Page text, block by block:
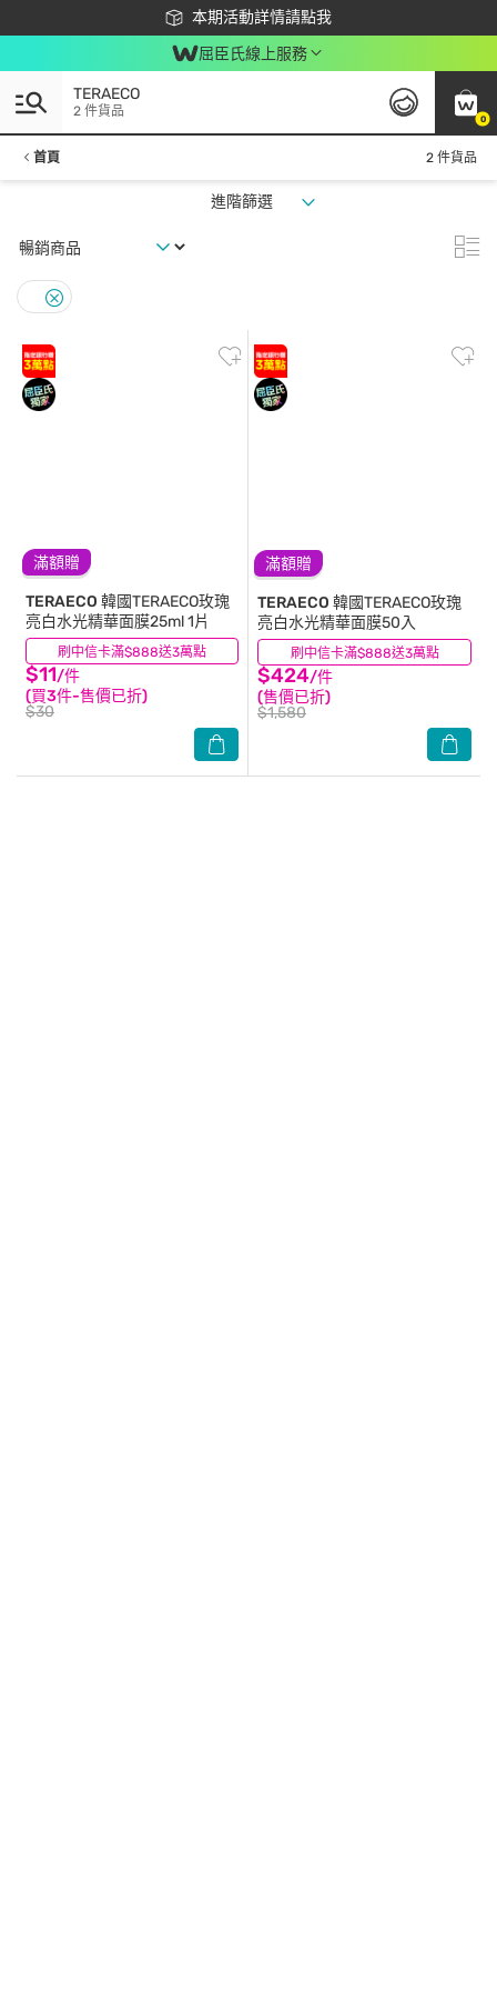
本期活動詳情請點我
下載app最高回饋$350
屈臣氏線上服務
0
TERAECO
2 件貨品
首頁 2 件貨品
進階篩選
滿額贈
刷中信卡滿$888送3萬點
TERAECO 韓國TERAECO玫瑰
亮白水光精華面膜25ml 1片
$11/件
(買3件-售價已折)
$30
(18)
滿額贈
刷中信卡滿$888送3萬點
TERAECO 韓國TERAECO玫瑰
亮白水光精華面膜50入
$424/件
(售價已折)
$1,580
(11)